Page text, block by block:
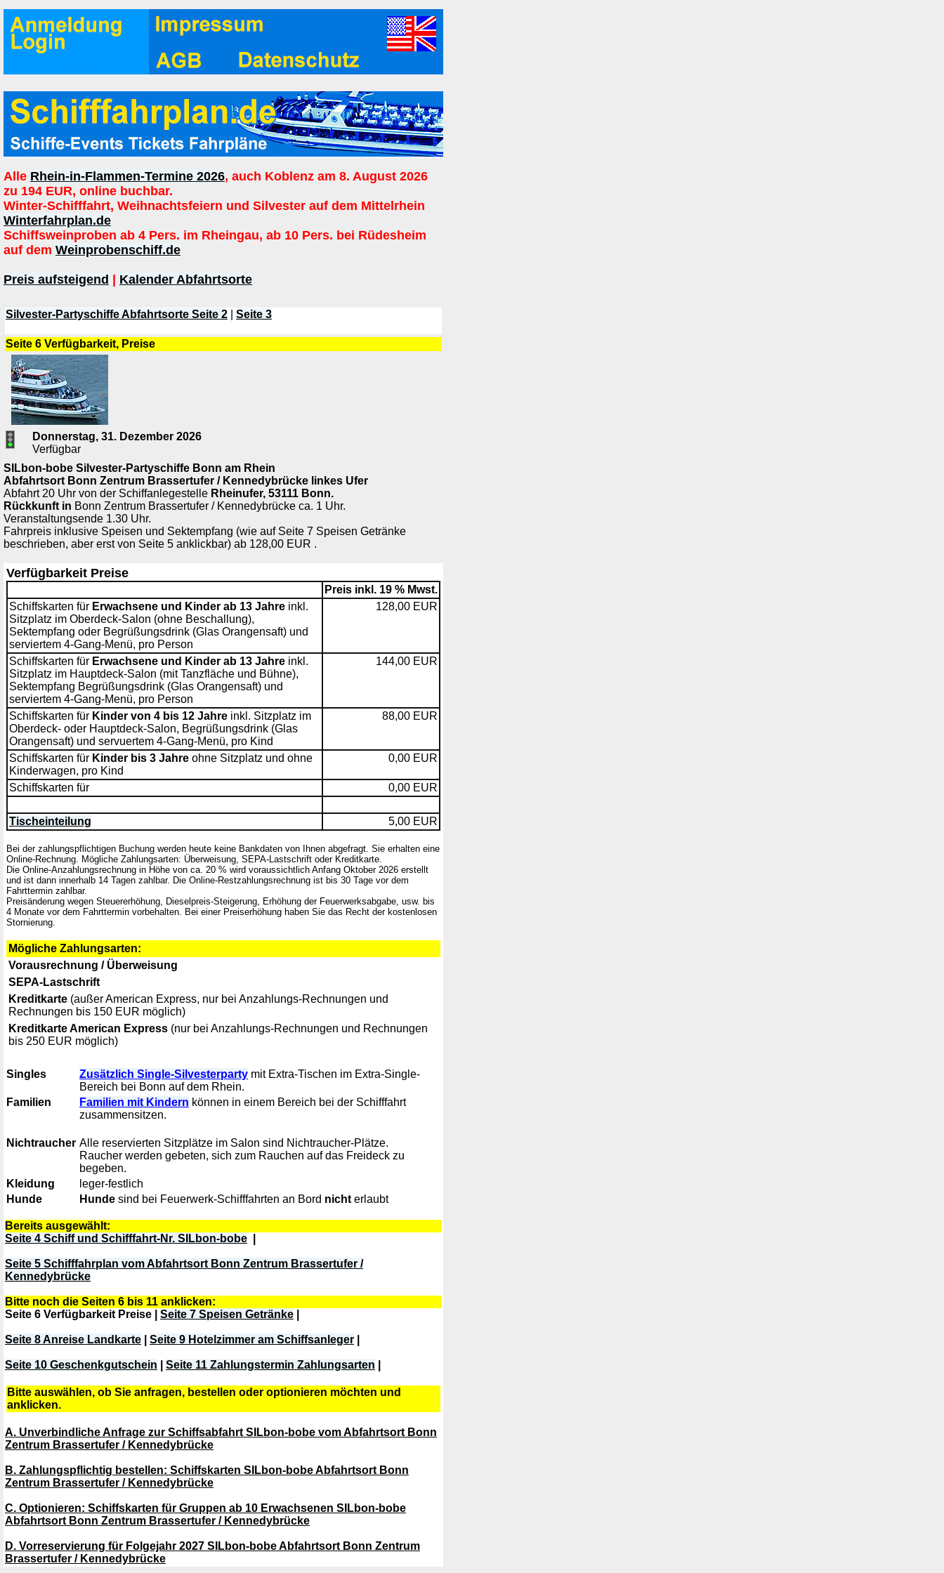
Alle Rhein-in-Flammen-Termine 2026, auch Koblenz am 8. August 2026
zu 194 EUR, online buchbar.
Winter-Schifffahrt, Weihnachtsfeiern und Silvester auf dem Mittelrhein
Winterfahrplan.de
Schiffsweinproben ab 4 Pers. im Rheingau, ab 10 Pers. bei Rüdesheim
auf dem Weinprobenschiff.de
Preis aufsteigend Kalender Abfahrtsorte
Silvester-Partyschiffe Abfahrtsorte Seite 2 Seite 3
Seite 6 Verfügbarkeit, Preise
Donnerstag, 31. Dezember 2026
Verfügbar
SILbon-bobe Silvester-Partyschiffe Bonn am Rhein
Abfahrtsort Bonn Zentrum Brassertufer / Kennedybrücke linkes Ufer
Abfahrt 20 Uhr von der Schiffanlegestelle Rheinufer, 53111 Bonn.
Rückkunft in Bonn Zentrum Brassertufer / Kennedybrücke ca. 1 Uhr.
Veranstaltungsende 1.30 Uhr.
Fahrpreis inklusive Speisen und Sektempfang (wie auf Seite 7 Speisen Getränke
beschrieben, aber erst von Seite 5 anklickbar) ab 128,00 EUR .
Verfügbarkeit Preise
Preis inkl. 19 % Mwst.
Schiffskarten für Erwachsene und Kinder ab 13 Jahre inkl.
Sitzplatz im Oberdeck-Salon (ohne Beschallung),
Sektempfang oder Begrüßungsdrink (Glas Orangensaft) und
serviertem 4-Gang-Menü, pro Person
128,00 EUR
Schiffskarten für Erwachsene und Kinder ab 13 Jahre inkl.
Sitzplatz im Hauptdeck-Salon (mit Tanzfläche und Bühne),
Sektempfang Begrüßungsdrink (Glas Orangensaft) und
serviertem 4-Gang-Menü, pro Person
144,00 EUR
Schiffskarten für Kinder von 4 bis 12 Jahre inkl. Sitzplatz im
Oberdeck- oder Hauptdeck-Salon, Begrüßungsdrink (Glas
Orangensaft) und servuertem 4-Gang-Menü, pro Kind
88,00 EUR
Schiffskarten für Kinder bis 3 Jahre ohne Sitzplatz und ohne
Kinderwagen, pro Kind
0,00 EUR
Schiffskarten für 0,00 EUR
Tischeinteilung 5,00 EUR
Bei der zahlungspflichtigen Buchung werden heute keine Bankdaten von Ihnen abgefragt. Sie erhalten eine
Online-Rechnung. Mögliche Zahlungsarten: Überweisung, SEPA-Lastschrift oder Kreditkarte.
Die Online-Anzahlungsrechnung in Höhe von ca. 20 % wird voraussichtlich Anfang Oktober 2026 erstellt
und ist dann innerhalb 14 Tagen zahlbar. Die Online-Restzahlungsrechnung ist bis 30 Tage vor dem
Fahrttermin zahlbar.
Preisänderung wegen Steuererhöhung, Dieselpreis-Steigerung, Erhöhung der Feuerwerksabgabe, usw. bis
4 Monate vor dem Fahrttermin vorbehalten. Bei einer Preiserhöhung haben Sie das Recht der kostenlosen
Stornierung.
Mögliche Zahlungsarten:
Vorausrechnung / Überweisung
SEPA-Lastschrift
Kreditkarte (außer American Express, nur bei Anzahlungs-Rechnungen und
Rechnungen bis 150 EUR möglich)
Kreditkarte American Express (nur bei Anzahlungs-Rechnungen und Rechnungen
bis 250 EUR möglich)
Singles Zusätzlich Single-Silvesterparty mit Extra-Tischen im Extra-Single-
Bereich bei Bonn auf dem Rhein.
Familien
Familien mit Kindern können in einem Bereich bei der Schifffahrt
zusammensitzen.
Nichtraucher Alle reservierten Sitzplätze im Salon sind Nichtraucher-Plätze.
Raucher werden gebeten, sich zum Rauchen auf das Freideck zu
begeben.
Kleidung
leger-festlich
Hunde
Hunde sind bei Feuerwerk-Schifffahrten an Bord nicht erlaubt
Bereits ausgewählt:
Seite 4 Schiff und Schifffahrt-Nr. SILbon-bobe
Seite 5 Schifffahrplan vom Abfahrtsort Bonn Zentrum Brassertufer /
Kennedybrücke
Bitte noch die Seiten 6 bis 11 anklicken:
Seite 6 Verfügbarkeit Preise | Seite 7 Speisen Getränke
Seite 8 Anreise Landkarte Seite 9 Hotelzimmer am Schiffsanleger
Seite 10 Geschenkgutschein Seite 11 Zahlungstermin Zahlungsarten
Bitte auswählen, ob Sie anfragen, bestellen oder optionieren möchten und
anklicken.
A. Unverbindliche Anfrage zur Schiffsabfahrt SILbon-bobe vom Abfahrtsort Bonn
Zentrum Brassertufer / Kennedybrücke
B. Zahlungspflichtig bestellen: Schiffskarten SILbon-bobe Abfahrtsort Bonn
Zentrum Brassertufer / Kennedybrücke
C. Optionieren: Schiffskarten für Gruppen ab 10 Erwachsenen SILbon-bobe
Abfahrtsort Bonn Zentrum Brassertufer / Kennedybrücke
D. Vorreservierung für Folgejahr 2027 SILbon-bobe Abfahrtsort Bonn Zentrum
Brassertufer / Kennedybrücke